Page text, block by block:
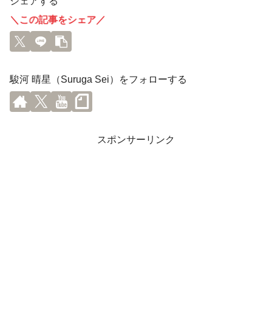
＼この記事をシェア／
駿河 晴星（Suruga Sei）をフォローする
スポンサーリンク